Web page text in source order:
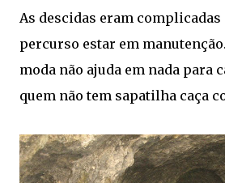
As descidas eram complicadas
percurso estar em
moda não ajuda em nada para
quem não tem sapatilha caça